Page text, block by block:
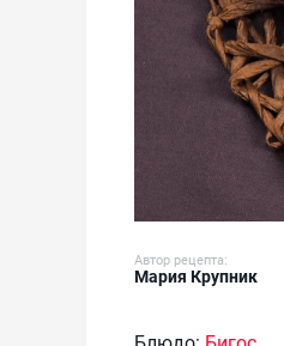
Автор рецепта:
Мария Крупник